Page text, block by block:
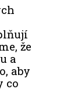
že
a
aby
co